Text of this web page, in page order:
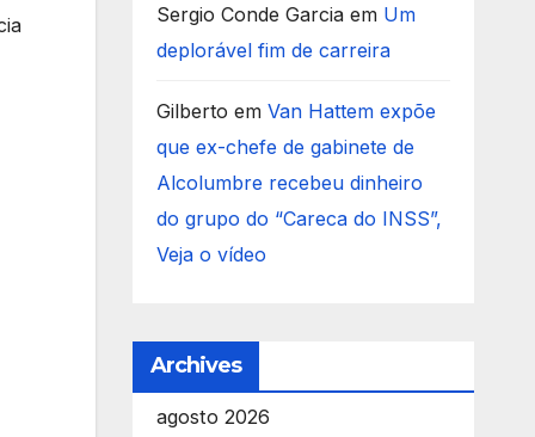
Sergio Conde Garciaem Um
deplorável fim de carreira
Gilberto em Van Hattem expõe
que ex-chefe de gabinete de
Alcolumbre recebeu dinheiro
do grupo do “Careca do INSS”,
Veja o vídeo
Archives
agosto 2026